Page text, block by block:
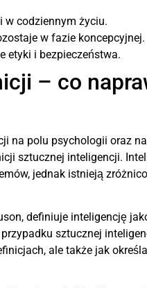
w codziennym życiu.
w fazie koncepcyjnej.
etyki i bezpieczeństwa.
– co
na polu psychologii oraz
sztucznej inteligencji.
jednak istnieją
definiuje inteligencję
sztucznej
ale także jak